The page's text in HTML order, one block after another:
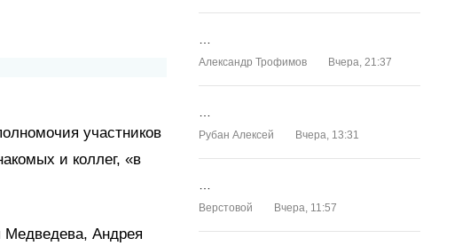
участников
и коллег, «в
Медведева, Андрея
Александр Трофимов Вчера, 21:37
Рубан Алексей Вчера, 13:31
Верстовой Вчера, 11:57